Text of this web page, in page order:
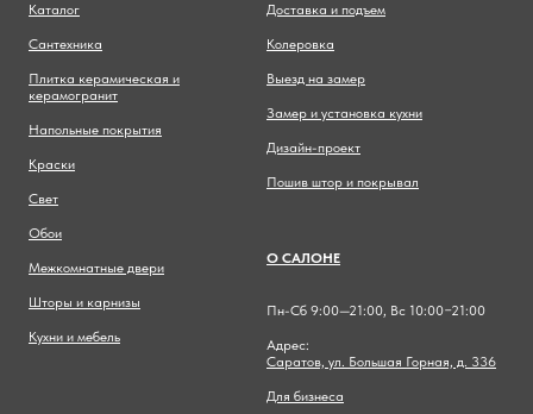
Каталог
Сантехника
Плитка керамическая и
керамогранит
Напольные покрытия
Краски
Свет
Обои
Межкомнатные двери
Шторы и карнизы
Кухни и мебель
Доставка и подъем
Колеровка
Выезд на замер
Замер и установка кухни
Дизайн-проект
Пошив штор и покрывал
О САЛОНЕ
Пн-Сб 9:00—21:00, Вс 10:00−21:00
Адрес:
Саратов, ул. Большая Горная, д. 336
Для бизнеса